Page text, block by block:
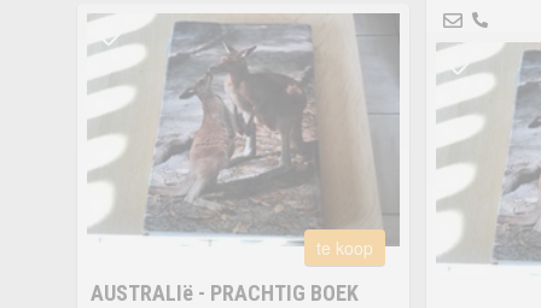
te koop
AUSTRALIë - PRACHTIG BOEK